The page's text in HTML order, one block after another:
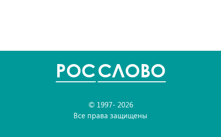
POCСЛОВО
© 1997- 2026
Все права защищены